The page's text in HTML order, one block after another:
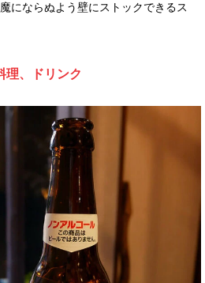
にならぬよう壁にストックできるス
理、ドリンク